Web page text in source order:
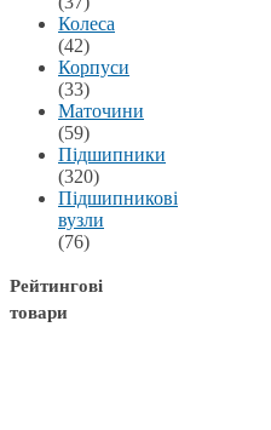
Колеса
(42)
Корпуси
(33)
Маточини
(59)
Підшипники
(320)
Підшипникові
вузли
(76)
Рейтингові
товари